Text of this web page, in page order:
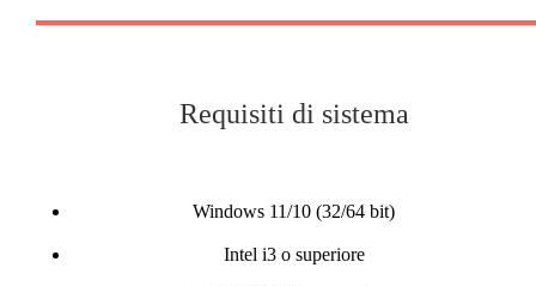
Requisiti di sistema
Windows 11/10 (32/64 bit)
Intel i3 o superiore